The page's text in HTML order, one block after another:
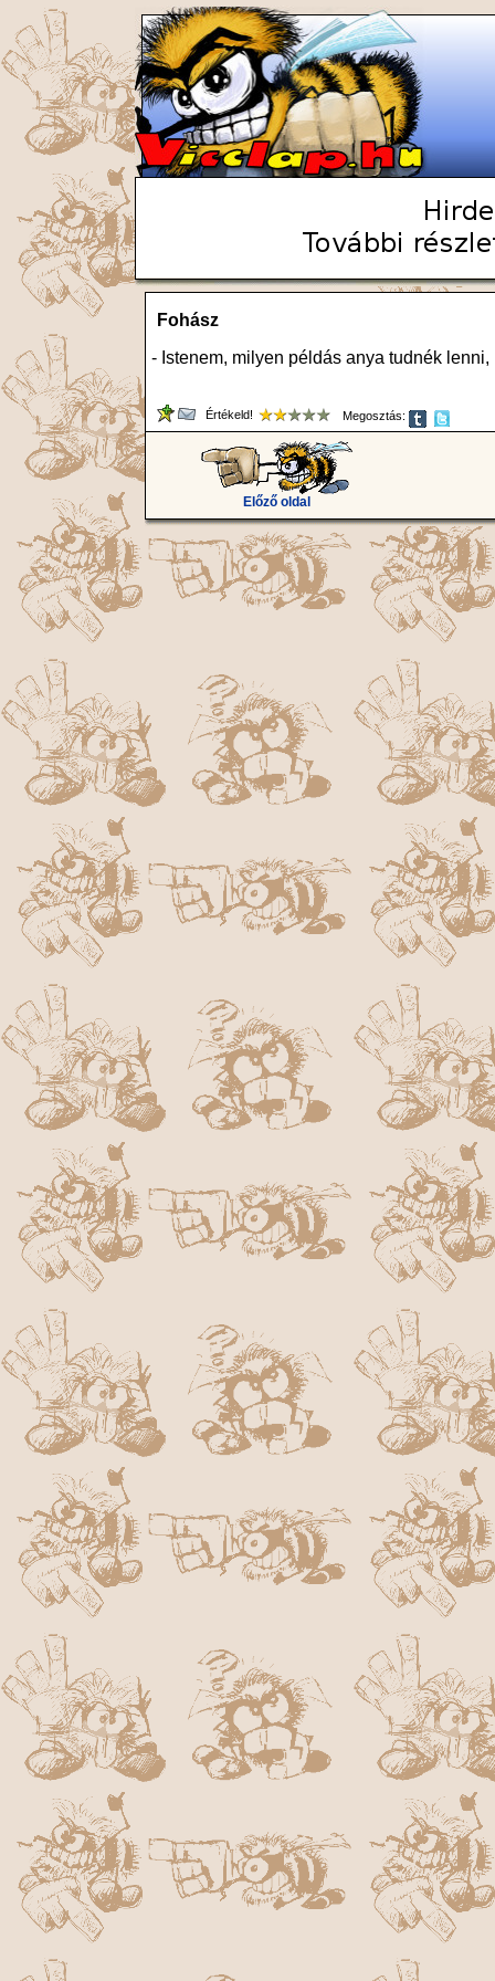
Fohász
- Istenem, milyen példás anya tudnék
Értékeld! Megosztás:
Előző oldal